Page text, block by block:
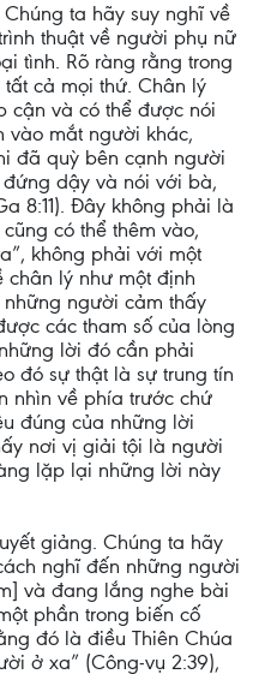
ta hãy suy nghĩ về
thuật về người phụ nữ
tình. Rõ ràng rằng trong
cả mọi thứ. Chân lý
cận và có thể được nói
vào mắt người khác,
đã quỳ bên cạnh người
dậy và nói với bà,
8:11). Đây không phải là
có thể thêm vào,
không phải với một
lý như một định
người cảm thấy
các tham số của lòng
lời đó cần phải
đó sự thật là sự trung tín
nhìn về phía trước chứ
đúng của những lời
nơi vị giải tội là người
lặp lại những lời này
giảng. Chúng ta hãy
nghĩ đến những người
và đang lắng nghe bài
phần trong biến cố
đó là điều Thiên Chúa
ở xa” (Công-vụ 2:39),